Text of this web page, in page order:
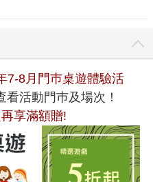
7-8月門巿桌遊體驗活
看活動門巿及場次！
享滿額贈!